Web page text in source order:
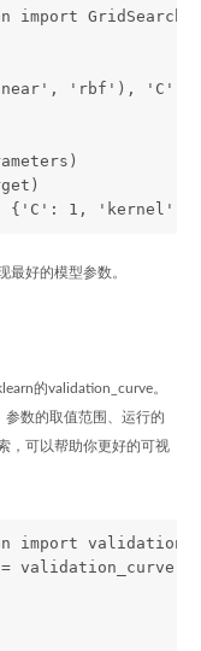
import
'rbf'),
{'C': 1,
最好的模型参数。
的validation_curve。
数的取值范围、运行的
，可以帮助你更好的可视
import